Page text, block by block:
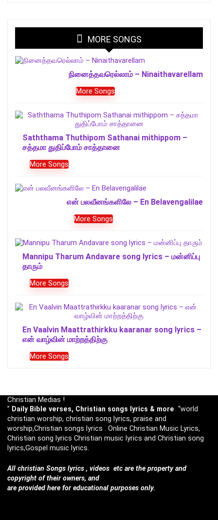
MORE SONGS
நினைத்தவரெல்லாம் – Ninaithavarellam
More Songs
Saththama Thuthipom Sathanai mithippom –
சத்தமா துதிப்போம் சாத்தானை
More Songs
என் பலவீனங்களிலே – En Belavengalilae
More Songs
Mannipu Tharum Andavare song lyrics – மன்னிப்பு
தாரும்
More Songs
En Vaalvin Maattrathirkku kaaranar song lyrics –
என் வாழ்வின் மாற்றத்திற்கு
More Songs
Christian Medias !
” Daily Bible verses, Christian songs lyrics & more “world
christian worship, christian song lyrics, praise and
worship,Christian songs lyrics . Online Christian Music Lyrics,
Christian song lyrics Christian music lyrics and Christian song
lyrics,Gospel music lyrics.
All christian Songs lyrics , videos etc are the property and
copyright of their owners, and
are provided here for educational purposes only.